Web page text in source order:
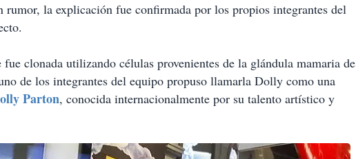
rumor, la explicación fue confirmada por los propios integrantes del
clonada utilizando células provenientes de la glándula mamaria de
de los integrantes del equipo propuso llamarla Dolly como una
Parton, conocida internacionalmente por su talento artístico y